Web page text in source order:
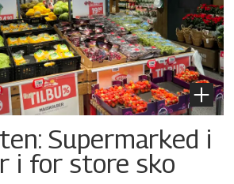
Supermarked i
i for store sko